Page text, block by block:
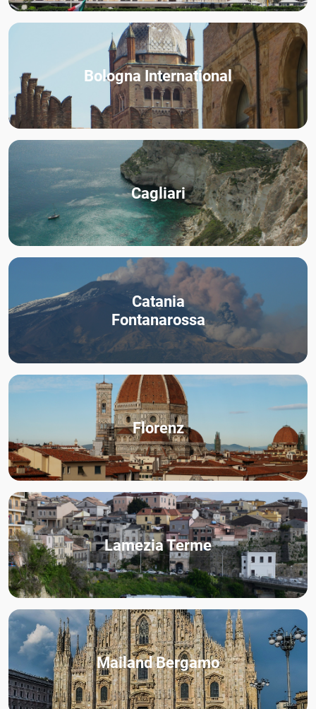
Bologna International
Cagliari
Catania
Fontanarossa
Florenz
Lamezia Terme
Mailand Bergamo